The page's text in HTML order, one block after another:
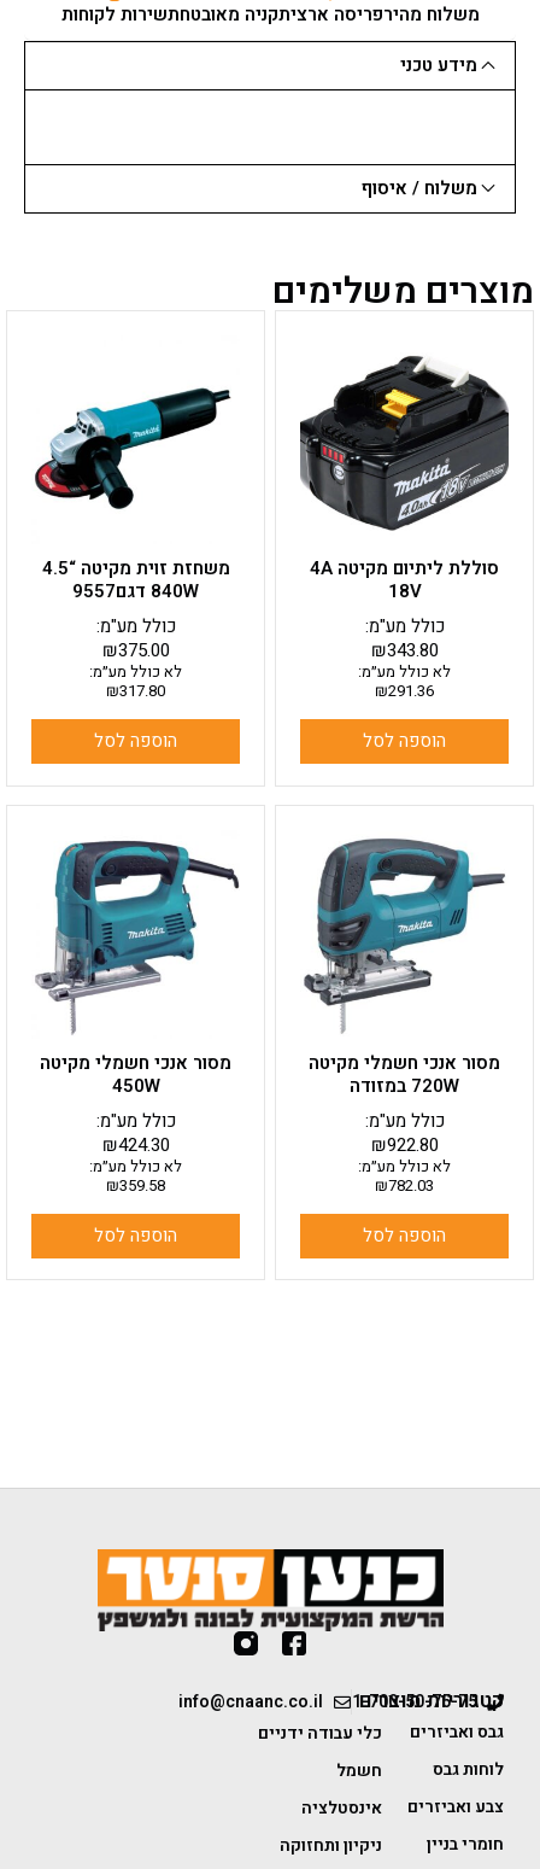
1200W
משלוח מהירפריסה ארציתקניה מאובטחתשירות לקוחות
מידע טכני
משלוח / איסוף
מוצרים משלימים
סוללת ליתיום מקיטה 4A
18V
₪343.80
כולל מע"מ:
לא כולל מע״מ:
₪291.36
הוספה לסל
משחזת זוית מקיטה “4.5
840W דגם9557
₪375.00
כולל מע"מ:
לא כולל מע״מ:
₪317.80
הוספה לסל
מסור אנכי חשמלי מקיטה
720W במזודה
₪922.80
כולל מע"מ:
לא כולל מע״מ:
₪782.03
הוספה לסל
מסור אנכי חשמלי מקיטה
450W
₪424.30
כולל מע"מ:
לא כולל מע״מ:
₪359.58
הוספה לסל
1-700-50-75-75
info@cnaanc.co.il קטגוריות מוצרים
גבס ואביזרים
לוחות גבס
צבע ואביזרים
חומרי בניין
כלי עבודה ידניים
חשמל
אינסטלציה
ניקיון ותחזוקה